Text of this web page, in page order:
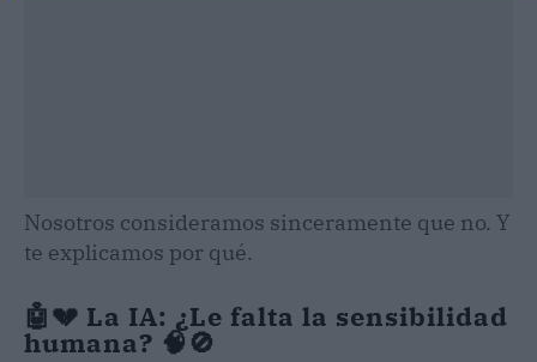
Nosotros consideramos sinceramente que no. Y
te explicamos por qué.
🤖💔 La IA: ¿Le falta la sensibilidad
humana? 🧠🚫